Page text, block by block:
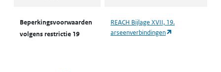
Beperkingsvoorwaarden
volgens restrictie 19
REACH Bijlage XVII, 19.
arseenverbindingen